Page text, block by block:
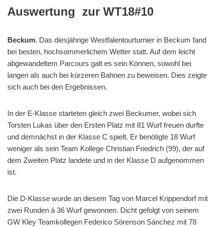
Auswertung zur WT18#10
Beckum. Das diesjährige Westfalentourturnier in Beckum fand
bei besten, hochsommerlichem Wetter statt. Auf dem leicht
abgewandeltem Parcours galt es sein Können, sowohl bei
langen als auch bei kürzeren Bahnen zu beweisen. Dies zeigte
sich auch bei den Ergebnissen.
In der E-Klasse starteten gleich zwei Beckumer, wobei sich
Torsten Lukas über den Ersten Platz mit 81 Wurf freuen durfte
und demnächst in der Klasse C spielt. Er benötigte 18 Wurf
weniger als sein Team Kollege Christian Friedrich (99), der auf
dem Zweiten Platz landete und in der Klasse D aufgenommen
ist.
Die D-Klasse wurde an diesem Tag von Marcel Krippendorf mit
zwei Runden á 36 Wurf gewonnen. Dicht gefolgt von seinem
GW Kley Teamkollegen Federico Sörenson Sánchez mit 78